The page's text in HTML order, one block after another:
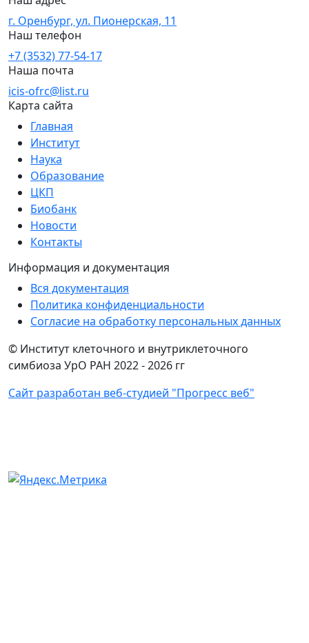
г. Оренбург, ул. Пионерская, 11
Наш телефон
+7 (3532) 77-54-17
Наша почта
icis-ofrc@list.ru
Карта сайта
Главная
Институт
Наука
Образование
ЦКП
Биобанк
Новости
Контакты
Информация и документация
Вся документация
Политика конфиденциальности
Согласие на обработку персональных данных
© Институт клеточного и внутриклеточного
симбиоза УрО РАН 2022 -2026 гг
Сайт разработан веб-студией "Прогресс веб"